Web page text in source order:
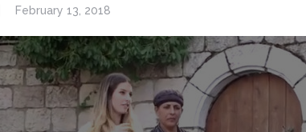
February 13, 2018